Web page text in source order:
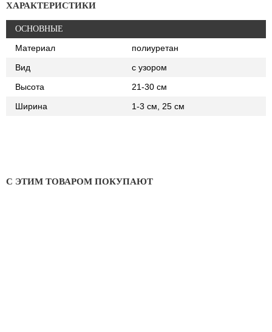
ХАРАКТЕРИСТИКИ
ОСНОВНЫЕ
Материал
полиуретан
Вид
с узором
Высота
21-30 см
Ширина
1-3 см, 25 см
С ЭТИМ ТОВАРОМ ПОКУПАЮТ